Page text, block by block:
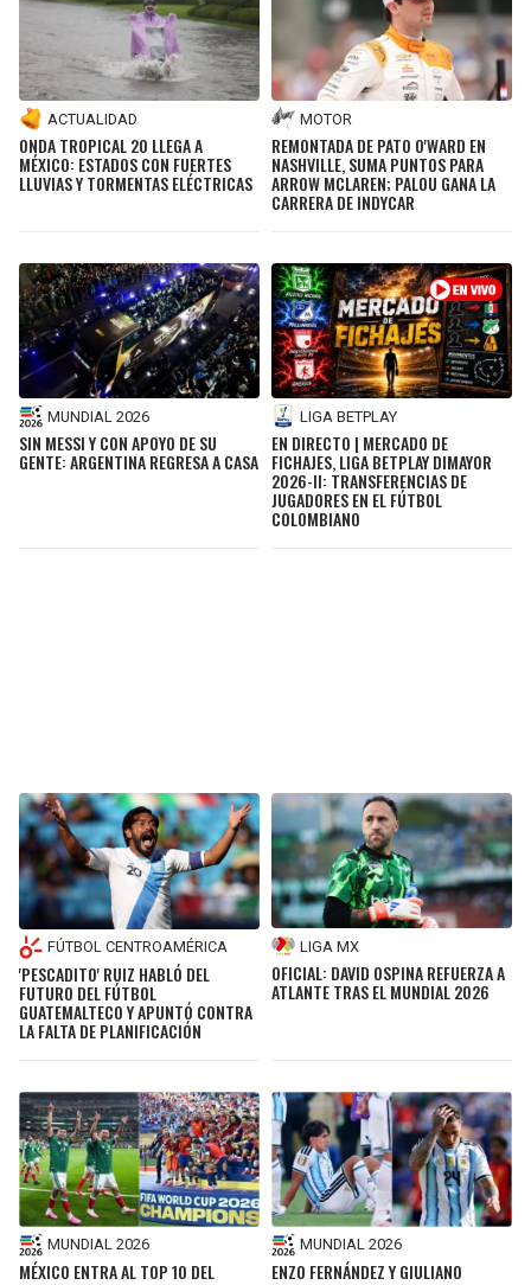
ACTUALIDAD
ONDA TROPICAL 20 LLEGA A
MÉXICO: ESTADOS CON FUERTES
LLUVIAS Y TORMENTAS ELÉCTRICAS
MOTOR
REMONTADA DE PATO O'WARD EN
NASHVILLE, SUMA PUNTOS PARA
ARROW MCLAREN; PALOU GANA LA
CARRERA DE INDYCAR
MUNDIAL 2026
SIN MESSI Y CON APOYO DE SU
GENTE: ARGENTINA REGRESA A CASA
LIGA BETPLAY
EN DIRECTO | MERCADO DE
FICHAJES, LIGA BETPLAY DIMAYOR
2026-II: TRANSFERENCIAS DE
JUGADORES EN EL FÚTBOL
COLOMBIANO
FÚTBOL CENTROAMÉRICA
'PESCADITO' RUIZ HABLÓ DEL
FUTURO DEL FÚTBOL
GUATEMALTECO Y APUNTÓ CONTRA
LA FALTA DE PLANIFICACIÓN
LIGA MX
OFICIAL: DAVID OSPINA REFUERZA A
ATLANTE TRAS EL MUNDIAL 2026
MUNDIAL 2026
MÉXICO ENTRA AL TOP 10 DEL
MUNDIAL 2026
ENZO FERNÁNDEZ Y GIULIANO